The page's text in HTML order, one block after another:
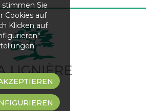
psychosociales et
individu, nous
personne souhaitant
ou dévelo
stimmen Sie
Cookies auf
Klicken auf